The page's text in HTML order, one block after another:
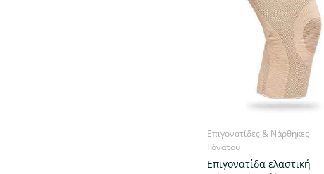
Επιγονατίδες & Νάρθηκες
Γόνατου
Επιγονατίδα ελαστική